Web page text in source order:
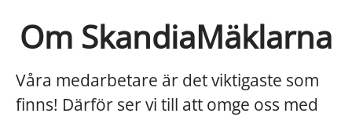
Om SkandiaMäklarna
Våra medarbetare är det viktigaste som
finns! Därför ser vi till att omge oss med